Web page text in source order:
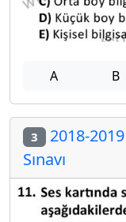
A B
3 2018-
Sınavı